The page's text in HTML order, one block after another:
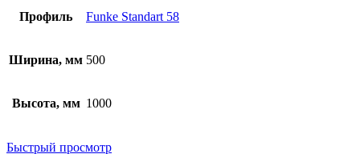
Профиль Funke Standart 58
Ширина, мм 500
Высота, мм 1000
Быстрый просмотр